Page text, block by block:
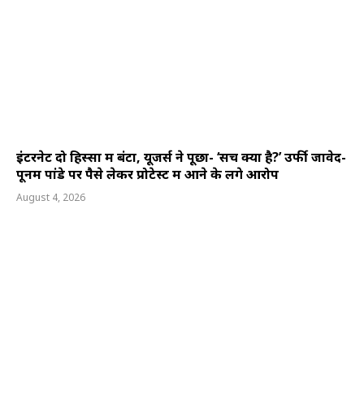
इंटरनेट दो हिस्सों में बंटा, यूजर्स ने पूछा- ‘सच क्या है?’ उर्फी जावेद-
पूनम पांडे पर पैसे लेकर प्रोटेस्ट में आने के लगे आरोप
August 4, 2026